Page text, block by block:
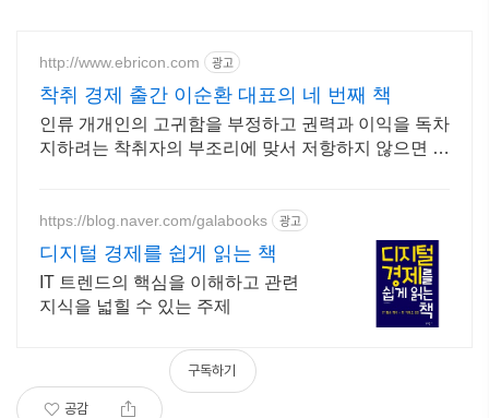
http://www.ebricon.com 광고
착취 경제 출간 이순환 대표의 네 번째 책
인류 개개인의 고귀함을 부정하고 권력과 이익을 독차
지하려는 착취자의 부조리에 맞서 저항하지 않으면 우
https://blog.naver.com/galabooks 광고
디지털 경제를 쉽게 읽는 책
IT 트렌드의 핵심을 이해하고 관련
지식을 넓힐 수 있는 주제
공감
구독하기